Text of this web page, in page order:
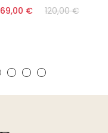
69,00 € 120,00 €